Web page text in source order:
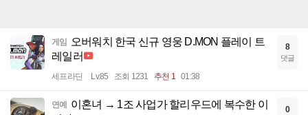
게임
오버워치 한국 신규 영웅 D.MON 플레이 트
레일러
세프라딘 Lv.85 조회 1231 추천 1 01:38
8
댓글
연예
이혼녀 → 1조 사업가 할리우드에 복수한 이
0